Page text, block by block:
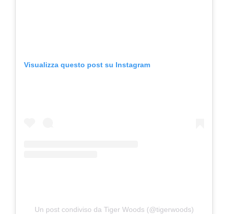
Visualizza questo post su Instagram
Un post condiviso da Tiger Woods (@tigerwoods)